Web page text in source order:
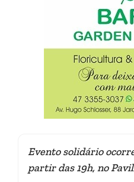
Evento solidário
partir das 19h, no